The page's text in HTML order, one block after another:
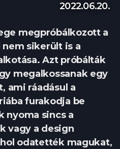
2022.06.20.
megpróbálkozott a
sikerült is a
Azt próbálták
megalkossanak egy
ami ráadásul a
furakodja be
nyoma sincs a
vagy a design
odatették magukat,